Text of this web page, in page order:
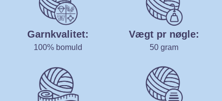
Garnkvalitet:
100% bomuld
Vægt pr nøgle:
50 gram